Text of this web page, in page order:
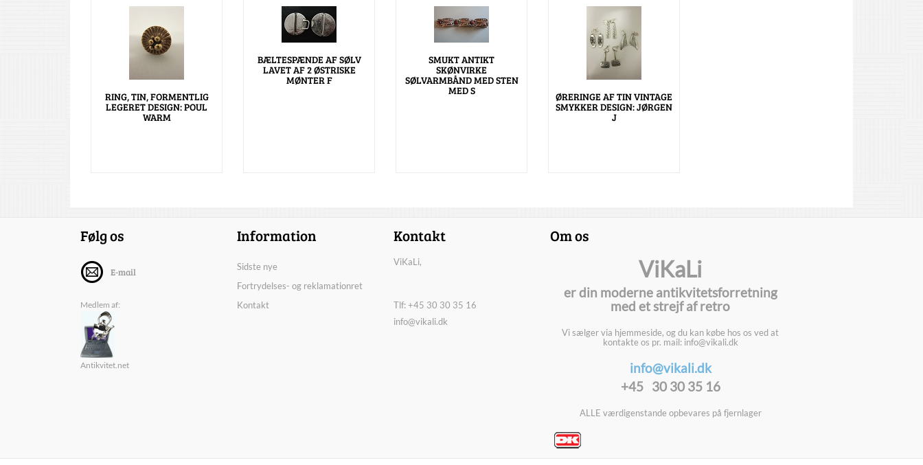
RING, TIN, FORMENTLIG
LEGERET DESIGN: POUL
WARM
BÆLTESPÆNDE AF SØLV
LAVET AF 2 ØSTRISKE
MØNTER F
SMUKT ANTIKT
SKØNVIRKE
SØLVARMBÅND MED STEN
MED S ØRERINGE AF TIN VINTAGE
SMYKKER DESIGN: JØRGEN
J
Følg os
E-mail
Medlem af:
Antikvitet.net
Information
Sidste nye
Fortrydelses- og reklamationret
Kontakt
Kontakt
ViKaLi,
Tlf: +45 30 30 35 16
info@vikali.dk
Om os
ViKaLi
er din moderne antikvitetsforretning
med et strejf af retro
Vi sælger via hjemmeside, og du kan købe hos os ved at
kontakte os pr. mail: info@vikali.dk
info@vikali.dk
+45 30 30 35 16
ALLE værdigenstande opbevares på fjernlager